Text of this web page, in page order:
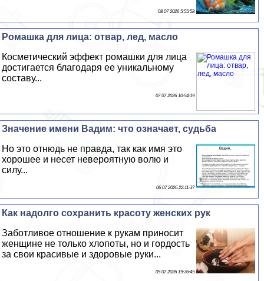
08 07 2026 5:55:58
Ромашка для лица: отвар, лед, масло
Косметический эффект ромашки для лица
достигается благодаря ее уникальному
составу...
07 07 2026 10:54:19
Значение имени Вадим: что означает, судьба
Но это отнюдь не правда, так как имя это
хорошее и несет невероятную волю и
силу...
06 07 2026 22:11:37
Как надолго сохранить красоту женских рук
Заботливое отношение к рукам приносит
женщине не только хлопоты, но и гордость
за свои красивые и здоровые руки...
05 07 2026 19:36:45